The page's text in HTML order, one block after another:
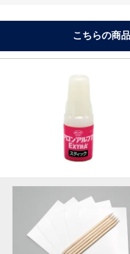
こちらの商